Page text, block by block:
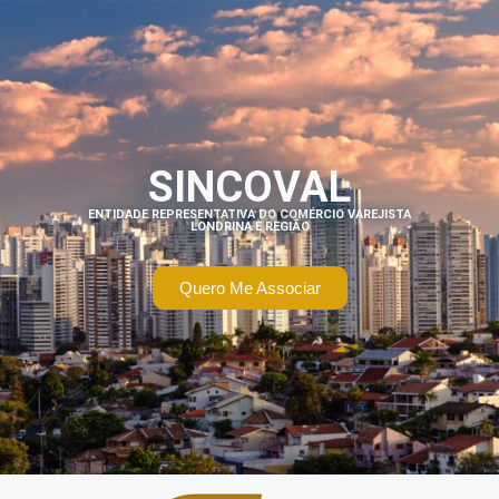
SINCOVAL
ENTIDADE REPRESENTATIVA DO COMÉRCIO VAREJISTA
LONDRINA E REGIÃO
Quero Me Associar